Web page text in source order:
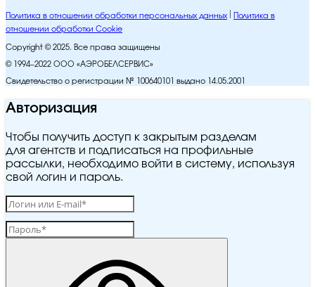
Политика в отношении обработки персональных данных
Политика в
отношении обработки Cookie
Copyright © 2025. Все права защищены
© 1994–2022 ООО «АЭРОБЕЛСЕРВИС»
Свидетельство о регистрации № 100640101 выдано 14.05.2001
Авторизация
Чтобы получить доступ к закрытым разделам
для агентств и подписаться на профильные
рассылки, необходимо войти в систему, используя
свой логин и пароль.